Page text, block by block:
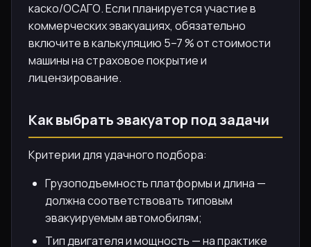
каско/ОСАГО. Если планируется участие в
коммерческих эвакуациях, обязательно
включите в калькуляцию 5–7 % от стоимости
машины на страховое покрытие и
лицензирование.
Как выбрать эвакуатор под задачи
Критерии для удачного подбора:
Грузоподъемность платформы и длина —
должна соответствовать типовым
эвакуируемым автомобилям;
Тип двигателя и мощность — на практике